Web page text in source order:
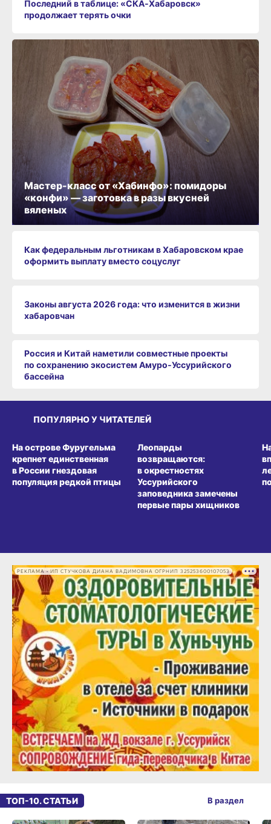
Последний в таблице: «СКА‑Хабаровск»
продолжает терять очки
Как федеральным льготникам в Хабаровском крае
оформить выплату вместо соцуслуг
Законы августа 2026 года: что изменится в жизни
хабаровчан
Россия и Китай наметили совместные проекты
по сохранению экосистем Амуро‑Уссурийского
бассейна
Мастер-класс от «Хабинфо»: помидоры
«конфи» — заготовка в разы вкусней
вяленых
ПОПУЛЯРНО У ЧИТАТЕЛЕЙ
На острове Фуругельма
крепнет единственная
в России гнездовая
популяция редкой птицы
Леопарды
возвращаются:
в окрестностях
Уссурийского
заповедника замечены
первые пары хищников
РЕКЛАМА • ИП СТУЧКОВА ДИАНА ВАДИМОВНА ОГРНИП 325253600107053
ТОП-10. СТАТЬИ В раздел